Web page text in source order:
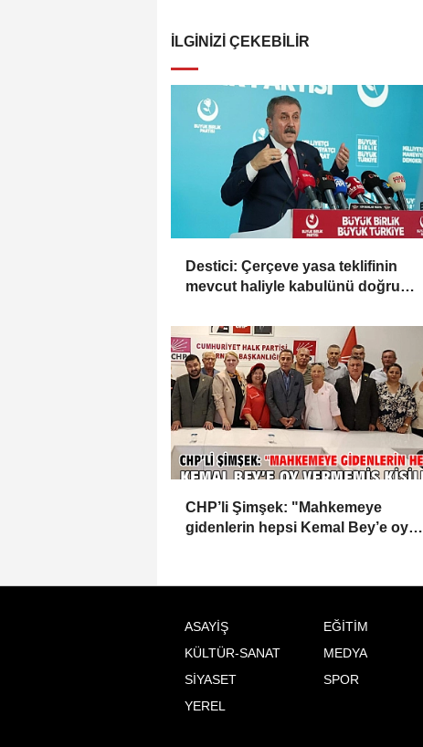
İLGINIZI ÇEKEBILIR
Destici: Çerçeve yasa teklifinin
mevcut haliyle kabulünü doğru
CHP’li Şimşek: "Mahkemeye
gidenlerin hepsi Kemal Bey’e oy
ASAYİŞ
EĞİTİM
KÜLTÜR-SANAT
MEDYA
SİYASET
SPOR
YEREL